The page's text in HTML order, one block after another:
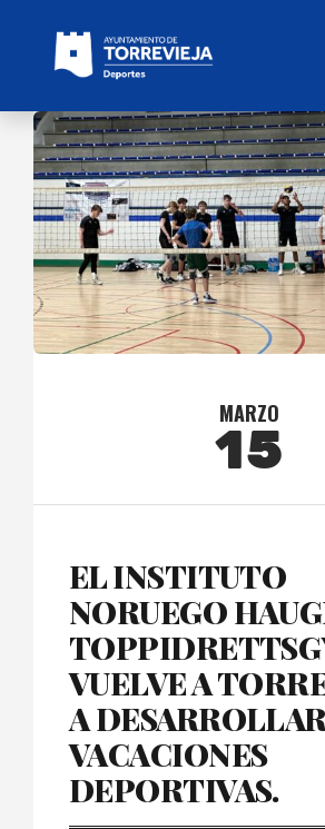
MARZO
15
EL INSTITUTO
NORUEGO
VUELVE A
A
VACACIONES
DEPORTIVAS.